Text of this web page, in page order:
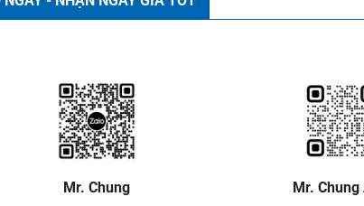
Mr. Chung Mr. Chung